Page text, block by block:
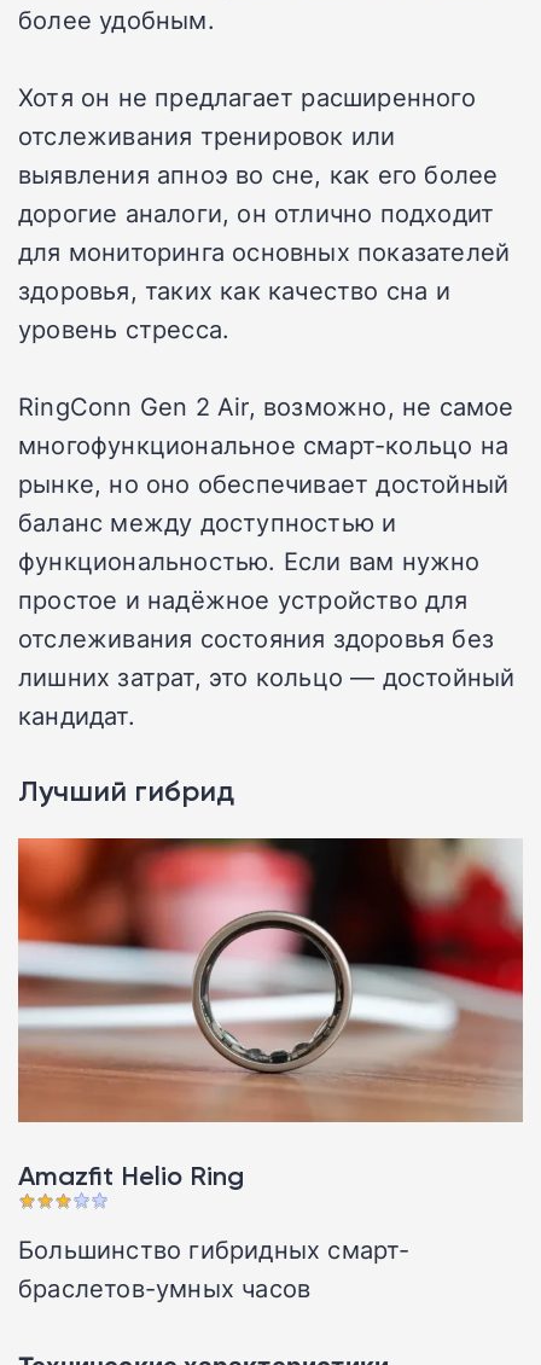
более удобным.
Хотя он не предлагает расширенного
отслеживания тренировок или
выявления апноэ во сне, как его более
дорогие аналоги, он отлично подходит
для мониторинга основных показателей
здоровья, таких как качество сна и
уровень стресса.
RingConn Gen 2 Air, возможно, не самое
многофункциональное смарт-кольцо на
рынке, но оно обеспечивает достойный
баланс между доступностью и
функциональностью. Если вам нужно
простое и надёжное устройство для
отслеживания состояния здоровья без
лишних затрат, это кольцо — достойный
кандидат.
Лучший гибрид
Amazfit Helio Ring
Большинство гибридных смарт-
браслетов-умных часов